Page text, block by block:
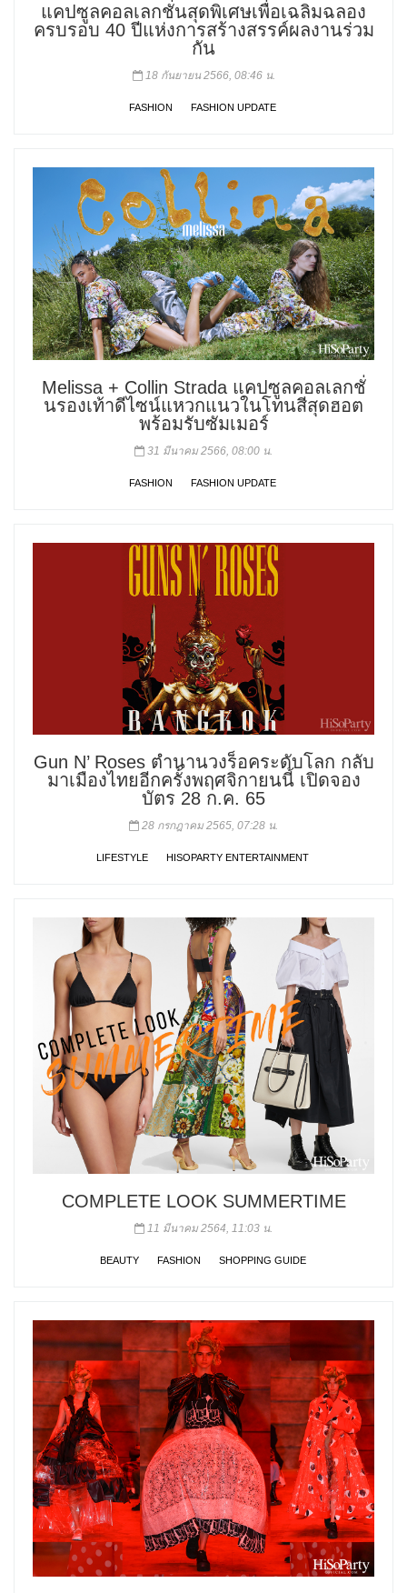
แคปซูลคอลเลกชั่นสุดพิเศษเพื่อเฉลิมฉลอง
ครบรอบ 40 ปีแห่งการสร้างสรรค์ผลงานร่วม
กัน
18 กันยายน 2566, 08:46 น.
FASHION FASHION UPDATE
Melissa + Collin Strada แคปซูลคอลเลกชั่
นรองเท้าดีไซน์แหวกแนวในโทนสีสุดฮอต
พร้อมรับซัมเมอร์
31 มีนาคม 2566, 08:00 น.
FASHION FASHION UPDATE
Gun N’ Roses ตำนานวงร็อคระดับโลก กลับ
มาเมืองไทยอีกครั้งพฤศจิกายนนี้ เปิดจอง
บัตร 28 ก.ค. 65
28 กรกฎาคม 2565, 07:28 น.
LIFESTYLE HISOPARTY ENTERTAINMENT
COMPLETE LOOK SUMMERTIME
11 มีนาคม 2564, 11:03 น.
BEAUTY FASHION SHOPPING GUIDE